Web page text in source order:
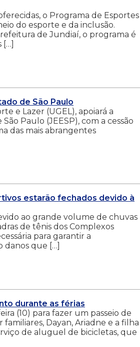
o Programa de Esportes
do esporte e da inclusão.
de Jundiaí, o programa é
[…]
de São Paulo
e Lazer (UGEL), apoiará a
Paulo (JEESP), com a cessão
das mais abrangentes
estarão fechados devido à
ao grande volume de chuvas
de tênis dos Complexos
para garantir a
danos que […]
durante as férias
(10) para fazer um passeio de
Dayan, Ariadne e a filha
de aluguel de bicicletas, que